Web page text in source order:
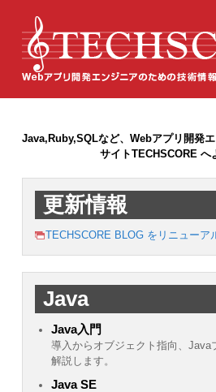
Java,Ruby,SQLなど、Webアプリ開発
サイトTECHSCORE へ
更新情報
TECHSCORE BLOG をリニューア
Java
Java入門
導入からオブジェクト指向、Java
解説します。
Java SE